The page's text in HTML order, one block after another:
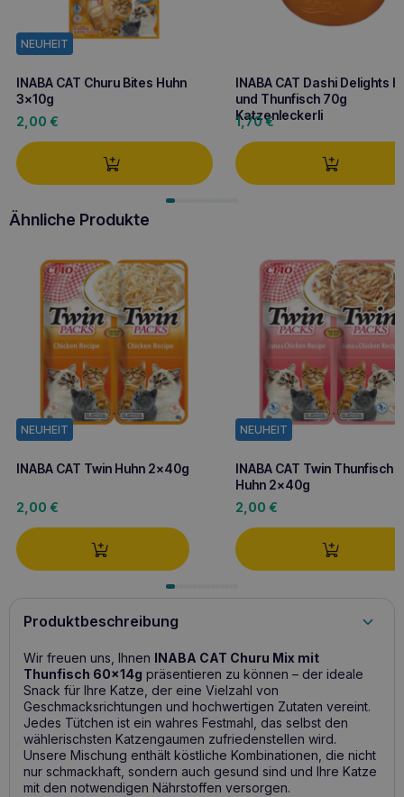
NEUHEIT
INABA CAT Churu Bites Huhn
3x10g
2,00 €
INABA CAT Dashi Delights
und Thunfisch 70g
Katzenleckerli
1,70€
Ähnliche Produkte
NEUHEIT
INABA CAT Twin Huhn 2x40g
2,00 €
NEUHEIT
INABA CAT Twin Thunfisch
Huhn 2x40g
2,00 €
Produktbeschreibung
Wir freuen uns, Ihnen INABA CAT Churu Mix mit
Thunfisch 60x14g präsentieren zu können – der ideale
Snack für Ihre Katze, der eine Vielzahl von
Geschmacksrichtungen und hochwertigen Zutaten vereint.
Jedes Tütchen ist ein wahres Festmahl, das selbst den
wählerischsten Katzengaumen zufriedenstellen wird.
Unsere Mischung enthält köstliche Kombinationen, die nicht
nur schmackhaft, sondern auch gesund sind und Ihre Katze
mit den notwendigen Nährstoffen versorgen.